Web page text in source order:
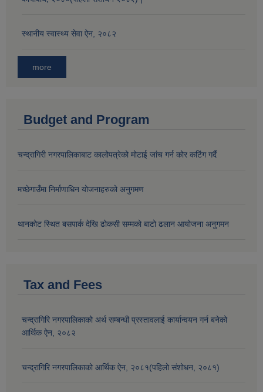
स्थानीय स्वास्थ्य सेवा ऐन, २०८२
more
Budget and Program
चन्द्रागिरी नगरपालिकाबाट कालोपत्रेको मोटाई जांच गर्न कोर कटिंग गर्दै
मच्छेगाउँमा निर्माणाधिन योजनाहरुको अनुगमण
थानकोट स्थित बसपार्क देखि ढोकसी सम्मको बाटो ढलान आयोजना अनुगमन
Tax and Fees
चन्द्रागिरि नगरपालिकाको अर्थ सम्बन्धी प्रस्तावलाई कार्यान्वयन गर्न बनेको
आर्थिक ऐन, २०८२
चन्द्रागिरि नगरपालिकाको आर्थिक ऐन, २०८१(पहिलो संशोधन, २०८१)